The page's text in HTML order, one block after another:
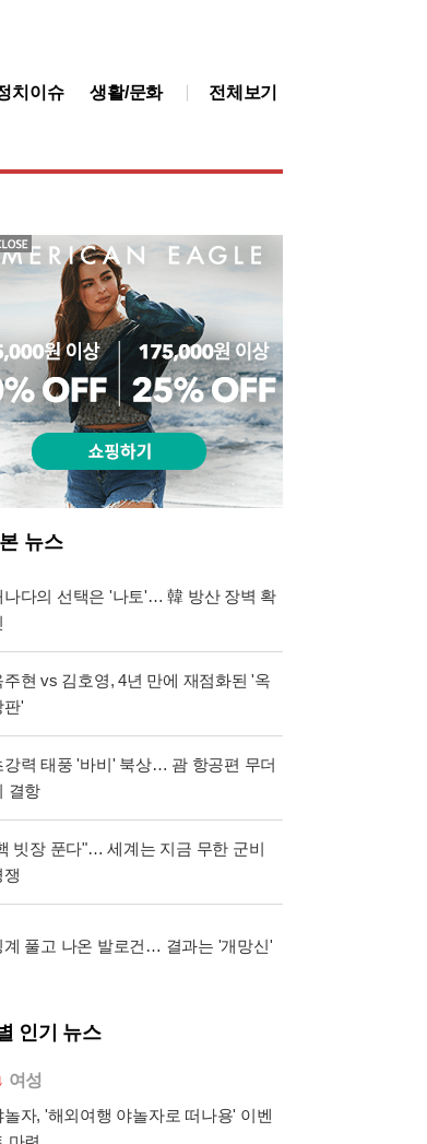
치이슈 생활/문화 전체보기
뉴스
나다의 선택은 '나토'… 韓 방산 장벽 확
주현 vs 김호영, 4년 만에 재점화된 '옥
판'
강력 태풍 '바비' 북상… 괌 항공편 무더
결항
빗장 푼다"… 세계는 지금 무한 군비
쟁
계 풀고 나온 발로건… 결과는 '개망신'
인기 뉴스
여성
놀자, '해외여행 야놀자로 떠나용' 이벤